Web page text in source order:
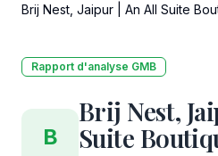
Brij Nest, Jaipur | An All Suite
Rapport d'analyse GMB
B
Brij Nest,
Suite